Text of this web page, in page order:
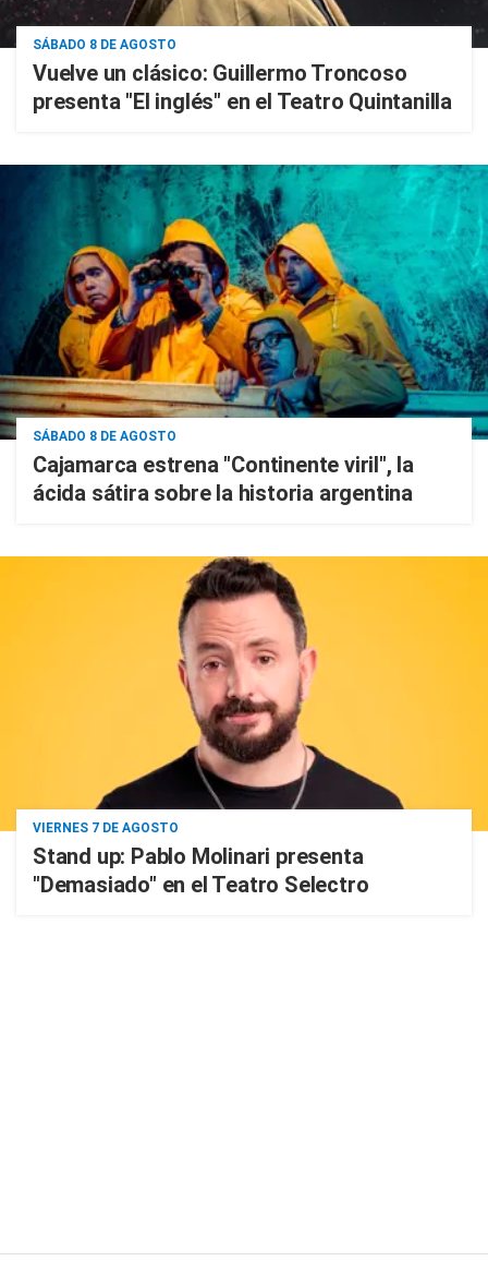
SÁBADO 8 DE AGOSTO
Vuelve un clásico: Guillermo Troncoso
presenta "El inglés" en el Teatro Quintanilla
SÁBADO 8 DE AGOSTO
Cajamarca estrena "Continente viril", la
ácida sátira sobre la historia argentina
VIERNES 7 DE AGOSTO
Stand up: Pablo Molinari presenta
"Demasiado" en el Teatro Selectro